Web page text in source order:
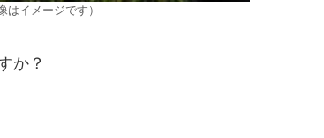
イメージです）
か？